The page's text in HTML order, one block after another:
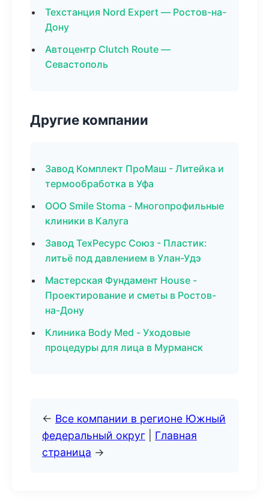
Техстанция Nord Expert — Ростов-на-
Дону
Автоцентр Clutch Route —
Севастополь
Другие компании
Завод Комплект ПроМаш - Литейка и
термообработка в Уфа
ООО Smile Stoma - Многопрофильные
клиники в Калуга
Завод ТехРесурс Союз - Пластик:
литьё под давлением в Улан-Удэ
Мастерская Фундамент House -
Проектирование и сметы в Ростов-
на-Дону
Клиника Body Med - Уходовые
процедуры для лица в Мурманск
← Все компании в регионе Южный
федеральный округ
Главная
страница →